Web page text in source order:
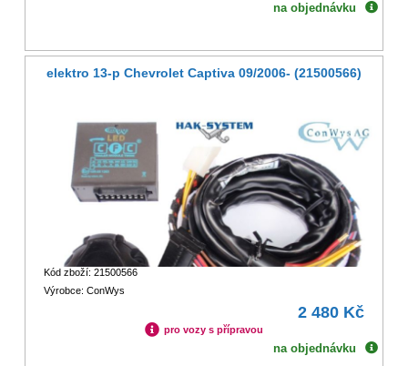
na objednávku
elektro 13-p Chevrolet Captiva 09/2006- (21500566)
Kód zboží: 21500566
Výrobce: ConWys
2 480 Kč
pro vozy s přípravou
na objednávku